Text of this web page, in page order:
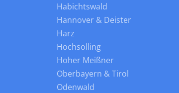
Habichtswald
Hannover & Deister
Harz
Hochsolling
Hoher Meißner
Oberbayern & Tirol
Odenwald